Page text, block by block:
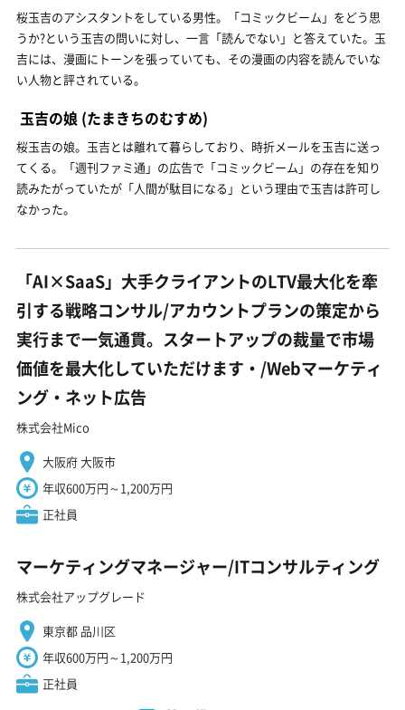
桜玉吉のアシスタントをしている男性。「コミックビーム」をどう思
うか?という玉吉の問いに対し、一言「読んでない」と答えていた。玉
吉には、漫画にトーンを張っていても、その漫画の内容を読んでいな
い人物と評されている。
玉吉の娘 (たまきちのむすめ)
桜玉吉の娘。玉吉とは離れて暮らしており、時折メールを玉吉に送っ
てくる。「週刊ファミ通」の広告で「コミックビーム」の存在を知り
読みたがっていたが「人間が駄目になる」という理由で玉吉は許可し
なかった。
「AI×SaaS」大手クライアントのLTV最大化を牽
引する戦略コンサル/アカウントプランの策定から
実行まで一気通貫。スタートアップの裁量で市場
価値を最大化していただけます・/Webマーケティ
ング・ネット広告
株式会社Mico
大阪府 大阪市
年収600万円～1,200万円
正社員
マーケティングマネージャー/ITコンサルティング
株式会社アップグレード
東京都 品川区
年収600万円～1,200万円
正社員